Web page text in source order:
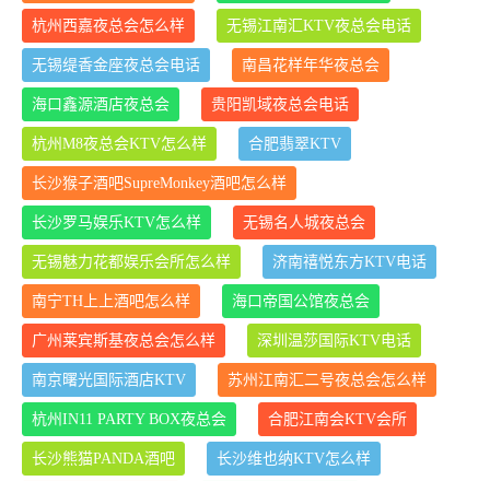
杭州西嘉夜总会怎么样 无锡江南汇KTV夜总会电话
无锡缇香金座夜总会电话 南昌花样年华夜总会
海口鑫源酒店夜总会 贵阳凯域夜总会电话
杭州M8夜总会KTV怎么样 合肥翡翠KTV
长沙猴子酒吧SupreMonkey酒吧怎么样
长沙罗马娱乐KTV怎么样 无锡名人城夜总会
无锡魅力花都娱乐会所怎么样 济南禧悦东方KTV电话
南宁TH上上酒吧怎么样 海口帝国公馆夜总会
广州莱宾斯基夜总会怎么样 深圳温莎国际KTV电话
南京曙光国际酒店KTV 苏州江南汇二号夜总会怎么样
杭州IN11 PARTY BOX夜总会 合肥江南会KTV会所
长沙熊猫PANDA酒吧 长沙维也纳KTV怎么样